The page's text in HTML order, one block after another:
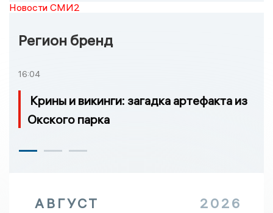
Новости СМИ2
Регион бренд
16:04
Крины и викинги: загадка артефакта из
Окского парка
АВГУСТ 2026